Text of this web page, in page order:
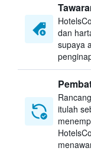
dan
supaya
itulah